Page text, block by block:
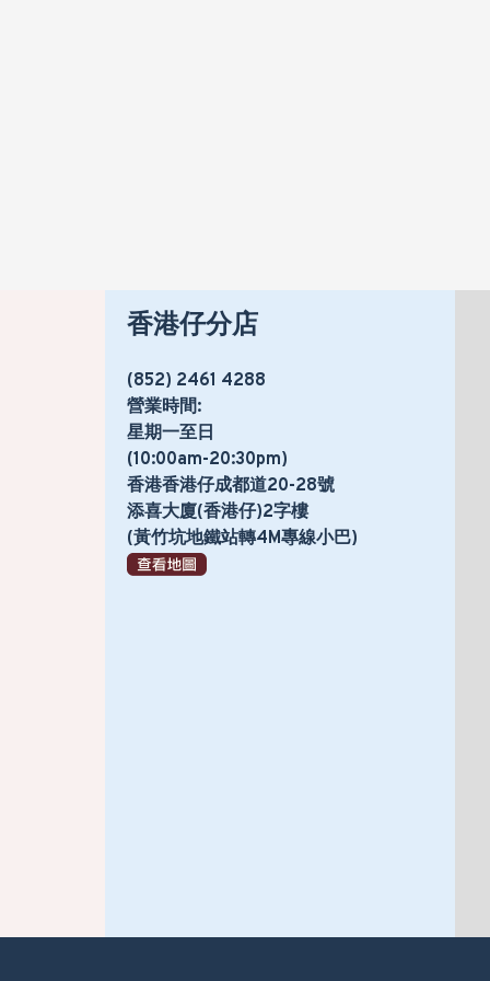
香港仔分店
(852) 2461 4288
營業時間:
星期一至日
(10:00am-20:30pm)
香港香港仔成都道20-28號
添喜大廈(香港仔)2字樓
(黃竹坑地鐵站轉4M專線小巴)